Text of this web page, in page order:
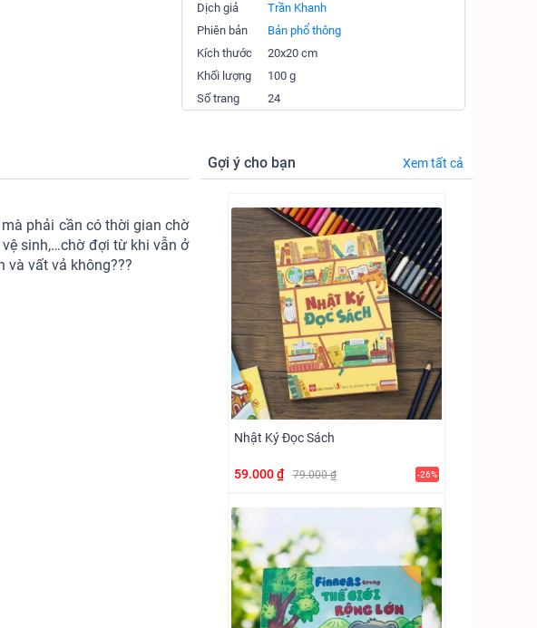
Dịch giả
Trần Khanh
Phiên bản
Bản phổ thông
Kích thước
20x20 cm
Khối lượng
100 g
Số trang
24
phải cần có thời gian chờ
sinh,…chờ đợi từ khi vẫn ở
và vất vả không???
Gợi ý cho bạn Xem tất cả
Nhật Ký Đọc Sách
59.000 ₫ 79.000 ₫ -26%